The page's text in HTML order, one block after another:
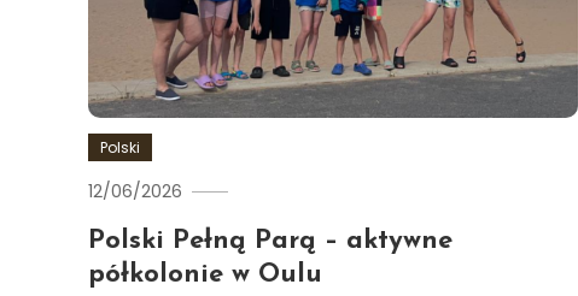
Polski
12/06/2026
Hildén
Polski Pełną Parą – aktywne
półkolonie w Oulu